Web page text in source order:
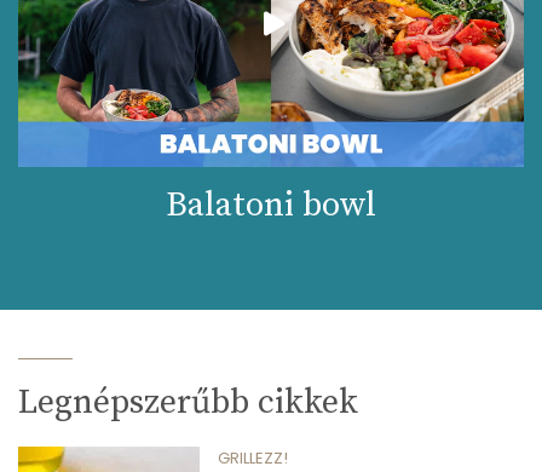
Balatoni bowl
Legnépszerűbb cikkek
GRILLEZZ!